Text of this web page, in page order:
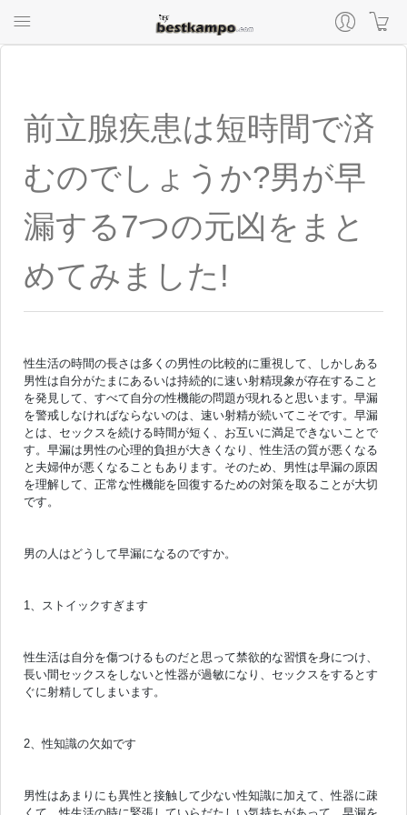
前立腺疾患は短時間で済
むのでしょうか?男が早
漏する7つの元凶をまと
めてみました!
性生活の時間の長さは多くの男性の比較的に重視して、しかしある
男性は自分がたまにあるいは持続的に速い射精現象が存在すること
を発見して、すべて自分の性機能の問題が現れると思います。早漏
を警戒しなければならないのは、速い射精が続いてこそです。早漏
とは、セックスを続ける時間が短く、お互いに満足できないことで
す。早漏は男性の心理的負担が大きくなり、性生活の質が悪くなる
と夫婦仲が悪くなることもあります。そのため、男性は早漏の原因
を理解して、正常な性機能を回復するための対策を取ることが大切
です。
男の人はどうして早漏になるのですか。
1、ストイックすぎます
性生活は自分を傷つけるものだと思って禁欲的な習慣を身につけ、
長い間セックスをしないと性器が過敏になり、セックスをするとす
ぐに射精してしまいます。
2、性知識の欠如です
男性はあまりにも異性と接触して少ない性知識に加えて、性器に疎